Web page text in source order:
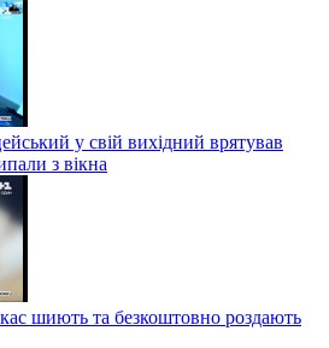
у свій вихідний врятував
з вікна
шиють та безкоштовно роздають